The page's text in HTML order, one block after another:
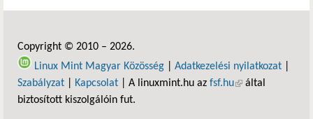
Copyright © 2010 – 2026.
Linux Mint Magyar Közösség
Adatkezelési nyilatkozat
Szabályzat
Kapcsolat | A linuxmint.hu az fsf.hu(külső hivatkozás)
által
biztosított kiszolgálóin fut.